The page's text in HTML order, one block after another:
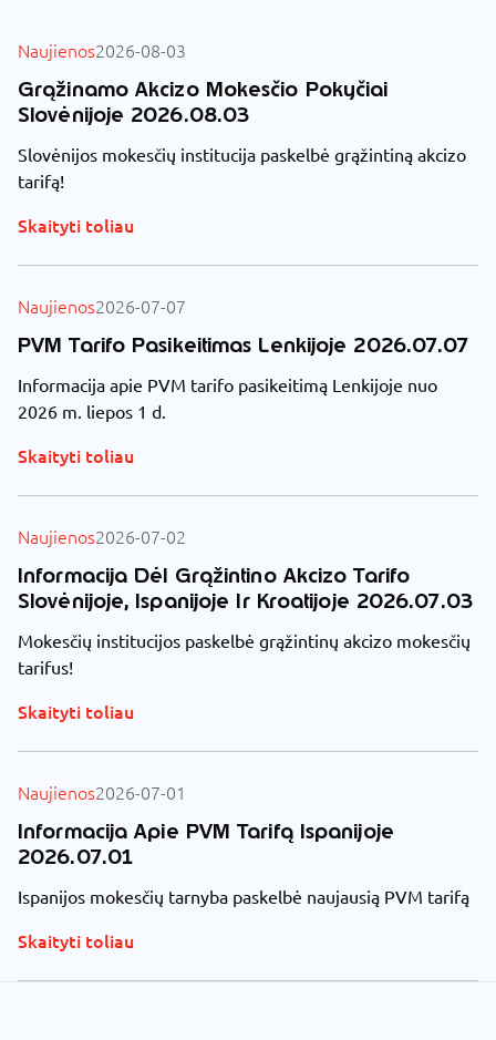
Naujienos2026-08-03
Grąžinamo Akcizo Mokesčio Pokyčiai
Slovėnijoje 2026.08.03
Slovėnijos mokesčių institucija paskelbė grąžintiną akcizo
tarifą!
Skaityti toliau
Naujienos2026-07-07
PVM Tarifo Pasikeitimas Lenkijoje 2026.07.07
Informacija apie PVM tarifo pasikeitimą Lenkijoje nuo
2026 m. liepos 1 d.
Skaityti toliau
Naujienos2026-07-02
Informacija Dėl Grąžintino Akcizo Tarifo
Slovėnijoje, Ispanijoje Ir Kroatijoje 2026.07.03
Mokesčių institucijos paskelbė grąžintinų akcizo mokesčių
tarifus!
Skaityti toliau
Naujienos2026-07-01
Informacija Apie PVM Tarifą Ispanijoje
2026.07.01
Ispanijos mokesčių tarnyba paskelbė naujausią PVM tarifą
Skaityti toliau